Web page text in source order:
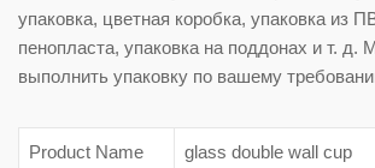
упаковка, цветная коробка, упаковка из
пенопласта, упаковка на поддонах и т.
выполнить упаковку по вашему
Product Name glass double wall cup